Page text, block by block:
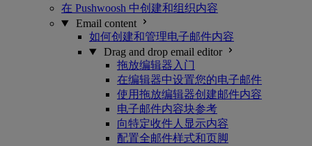
在 Pushwoosh 中创建和组织内容
Email content
如何创建和管理电子邮件内容
Drag and drop email editor
拖放编辑器入门
在编辑器中设置您的电子邮件
使用拖放编辑器创建邮件内容
电子邮件内容块参考
向特定收件人显示内容
配置全邮件样式和页脚